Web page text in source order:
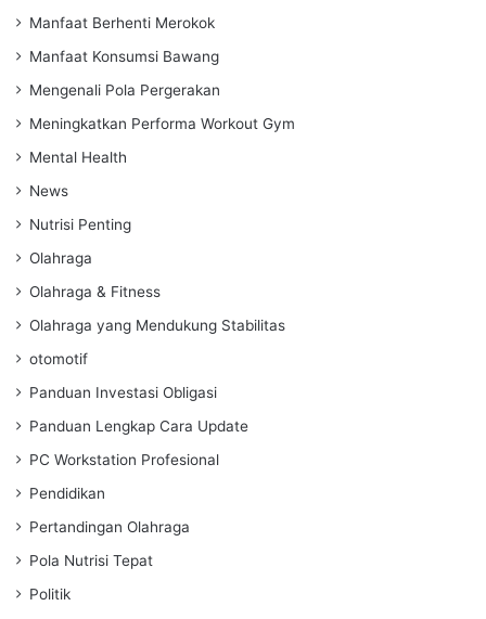
Manfaat Berhenti Merokok
Manfaat Konsumsi Bawang
Mengenali Pola Pergerakan
Meningkatkan Performa Workout Gym
Mental Health
News
Nutrisi Penting
Olahraga
Olahraga & Fitness
Olahraga yang Mendukung Stabilitas
otomotif
Panduan Investasi Obligasi
Panduan Lengkap Cara Update
PC Workstation Profesional
Pendidikan
Pertandingan Olahraga
Pola Nutrisi Tepat
Politik